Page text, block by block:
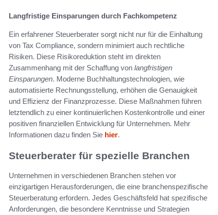
Langfristige Einsparungen durch Fachkompetenz
Ein erfahrener Steuerberater sorgt nicht nur für die Einhaltung
von Tax Compliance, sondern minimiert auch rechtliche
Risiken. Diese Risikoreduktion steht im direkten
Zusammenhang mit der Schaffung von langfristigen
Einsparungen. Moderne Buchhaltungstechnologien, wie
automatisierte Rechnungsstellung, erhöhen die Genauigkeit
und Effizienz der Finanzprozesse. Diese Maßnahmen führen
letztendlich zu einer kontinuierlichen Kostenkontrolle und einer
positiven finanziellen Entwicklung für Unternehmen. Mehr
Informationen dazu finden Sie hier.
Steuerberater für spezielle Branchen
Unternehmen in verschiedenen Branchen stehen vor
einzigartigen Herausforderungen, die eine branchenspezifische
Steuerberatung erfordern. Jedes Geschäftsfeld hat spezifische
Anforderungen, die besondere Kenntnisse und Strategien